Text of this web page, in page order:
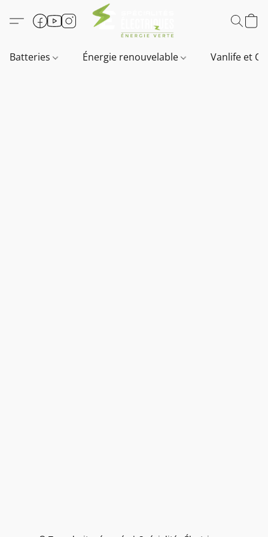
Batteries Énergie renouvelable Vanlife et